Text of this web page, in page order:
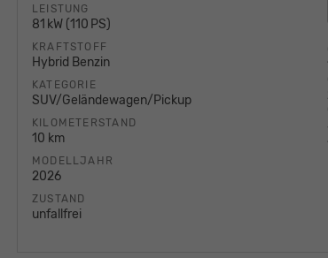
LEISTUNG
81 kW (110 PS)
KRAFTSTOFF
Hybrid Benzin
KATEGORIE
SUV/Geländewagen/Pickup
KILOMETERSTAND
10 km
MODELLJAHR
2026
ZUSTAND
unfallfrei